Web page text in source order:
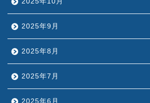
2025年9月
2025年8月
2025年7月
2025年6月